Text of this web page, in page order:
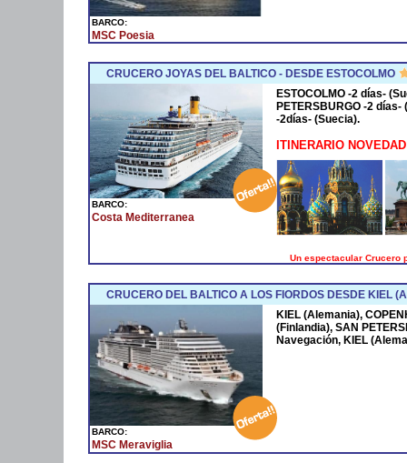
BARCO:
MSC Poesia
CRUCERO JOYAS DEL BALTICO - DESDE ESTOCOLMO
BARCO:
Costa Mediterranea
ESTOCOLMO -2 días-
PETERSBURGO -2 días-
-2días- (Suecia).
ITINERARIO NOVEDAD
Un espectacular Crucero
CRUCERO DEL BALTICO A LOS FIORDOS DESDE KIEL
BARCO:
MSC Meraviglia
KIEL (Alemania),
(Finlandia), SAN
Navegación, KIEL